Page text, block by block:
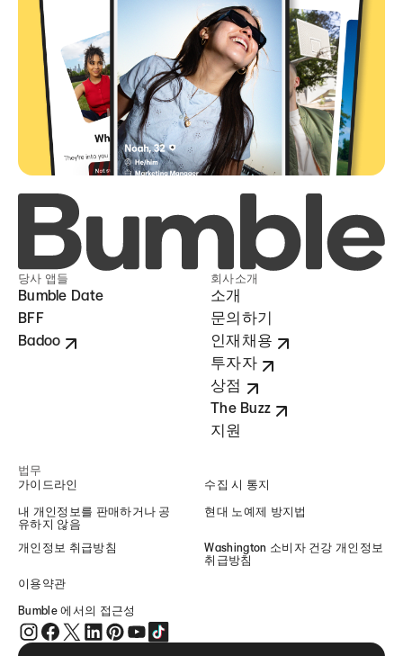
당사 앱들
Bumble Date
BFF
Badoo
회사소개
소개
문의하기
인재채용
투자자
상점
The Buzz
지원
법무
가이드라인
내 개인정보를 판매하거나 공
유하지 않음
개인정보 취급방침
이용약관
Bumble 에서의 접근성
수집 시 통지
현대 노예제 방지법
Washington 소비자 건강 개인정보
취급방침
Instagram 에서의 Bumble (opens in new window)
Facebook 에서의 Bumble (opens in new window)
Twitter 에서의 Bumble (opens in new window)
LinkedIn 에서의 Bumble (opens in new window)
Pinterest 에서의 Bumble (opens in new
YouTube 에서의 Bumble (opens in new